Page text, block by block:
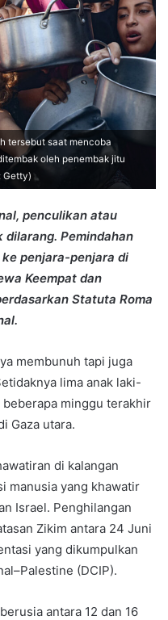
tersebut saat mencoba
oleh penembak jitu
Getty)
penculikan atau
Pemindahan
penjara-penjara di
Keempat dan
Statuta Roma
membunuh tapi juga
lima anak laki-
minggu terakhir
Gaza utara.
di kalangan
manusia yang khawatir
Israel. Penghilangan
Zikim antara 24 Juni
yang dikumpulkan
(DCIP).
antara 12 dan 16